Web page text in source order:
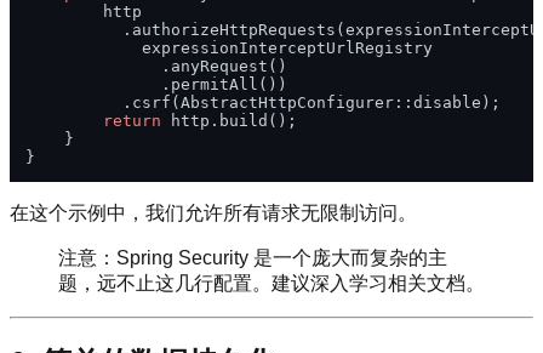
        http
            expressionInterceptUrlRegistry
              .anyRequest()
              .permitAll())
          .csrf(AbstractHttpConfigurer::disable);
return http.build();
    }
在这个示例中，我们允许所有请求无限制访问。
注意：Spring Security 是一个庞大而复杂的主
题，远不止这几行配置。建议深入学习相关文档。